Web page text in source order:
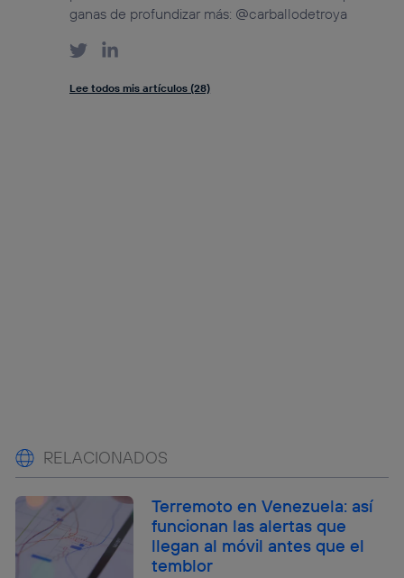
ganas de profundizar más: @carballodetroya
Lee todos mis artículos (28)
RELACIONADOS
Terremoto en Venezuela: así
funcionan las alertas que
llegan al móvil antes que el
temblor